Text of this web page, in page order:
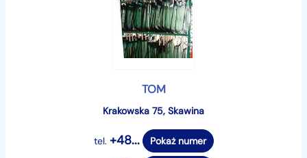
TOM
Krakowska 75, Skawina
tel. +48... Pokaż numer